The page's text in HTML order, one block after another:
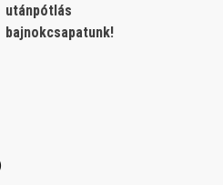
utánpótlás
bajnokcsapatunk!